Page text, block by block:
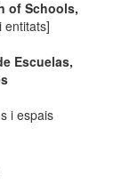
of Schools,
entitats]
Escuelas,
i espais